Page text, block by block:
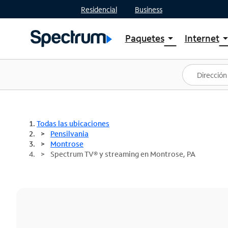
Residencial Business
Paquetesarrow_drop_down
Ver paquetes
Spectrum One
Mejores ofertas
Internetarrow_drop_down
Planes
Todas las ubicaciones
Pensilvania
Montrose
Spectrum TV® y streaming en Montrose, PA